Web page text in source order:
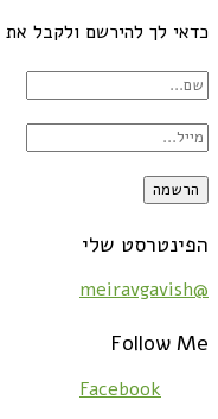
כדאי לך להירשם ולקבל את
הפינטרסט שלי
@meiravgavish
Follow Me
Facebook